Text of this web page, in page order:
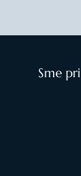
Sme